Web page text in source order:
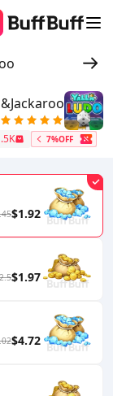
7%OFF
$1.92
$1.97
$4.72